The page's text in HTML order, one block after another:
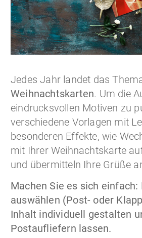
Jedes Jahr landet das
Weihnachtskarten. Um die
eindrucksvollen Motiven zu
verschiedene Vorlagen mit
besonderen Effekte, wie
mit Ihrer Weihnachtskarte
und übermitteln Ihre Grüße
Machen Sie es sich einfach:
auswählen (Post- oder
Inhalt individuell gestalten
Postaufliefern lassen.